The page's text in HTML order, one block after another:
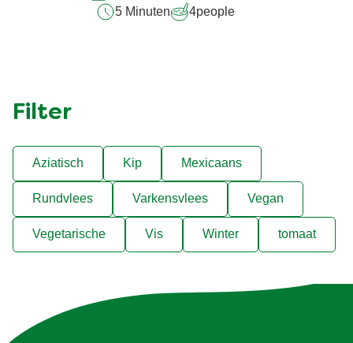
5 Minuten
4people
Filter
Aziatisch Kip Mexicaans
Rundvlees Varkensvlees Vegan
Vegetarische Vis Winter tomaat